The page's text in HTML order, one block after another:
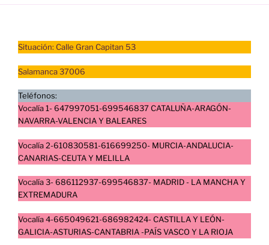
Situación: Calle Gran Capitan 53
Salamanca 37006
Teléfonos:
Vocalía 1- 647997051-699546837 CATALUÑA-ARAGÓN-
NAVARRA-VALENCIA Y BALEARES
Vocalía 2-610830581-616699250- MURCIA-ANDALUCIA-
CANARIAS-CEUTA Y MELILLA
Vocalía 3- 686112937-699546837- MADRID - LA MANCHA Y
EXTREMADURA
Vocalía 4-665049621-686982424- CASTILLA Y LEÓN-
GALICIA-ASTURIAS-CANTABRIA -PAÍS VASCO Y LA RIOJA